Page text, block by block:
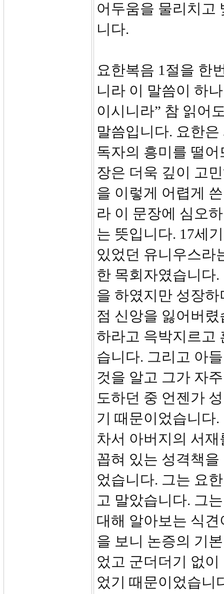
어두움을 물리치고
니다.
요한복음 1절을 한
니라 이 말씀이 하
이시니라” 참 읽어
말씀입니다. 요한
독자의 흥미를 떨
장은 더욱 깊이 고
을 이렇게 어렵게
라 이 문장에 심오
는 뜻입니다. 17세
있었던 유니우스라
한 목회자였습니다
을 하였지만 성장
점 신앙을 잃어버
하라고 윽박지르고
습니다. 그리고 아
것을 알고 그가 자
도하던 중 언젠가
기 때문이었습니다
차서 아버지의 서
꼽혀 있는 성격책
었습니다. 그는 요
고 말았습니다. 그
대해 알아보는 식
을 보니 논증의 기
었고 군더더기 없
었기 때문이었습니